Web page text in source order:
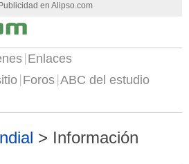
Publicidad en Alipso.com
Enlaces
Foros ABC del estudio
> Información